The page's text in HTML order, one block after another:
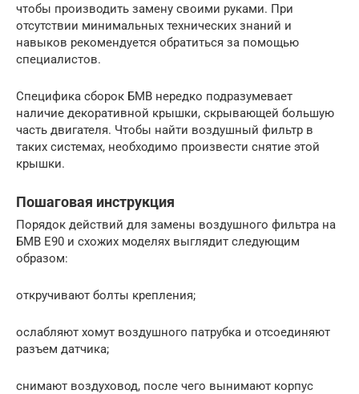
чтобы производить замену своими руками. При
отсутствии минимальных технических знаний и
навыков рекомендуется обратиться за помощью
специалистов.
Специфика сборок БМВ нередко подразумевает
наличие декоративной крышки, скрывающей большую
часть двигателя. Чтобы найти воздушный фильтр в
таких системах, необходимо произвести снятие этой
крышки.
Пошаговая инструкция
Порядок действий для замены воздушного фильтра на
БМВ E90 и схожих моделях выглядит следующим
образом:
откручивают болты крепления;
ослабляют хомут воздушного патрубка и отсоединяют
разъем датчика;
снимают воздуховод, после чего вынимают корпус